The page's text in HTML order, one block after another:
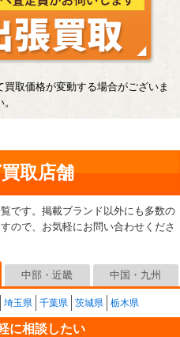
取価格が変動する場合がございま
取店舗
です。掲載ブランド以外にも多数の
ので、お気軽にお問い合わせくださ
中部・近畿 中国・九州
埼玉県 千葉県 茨城県 栃木県
に相談したい